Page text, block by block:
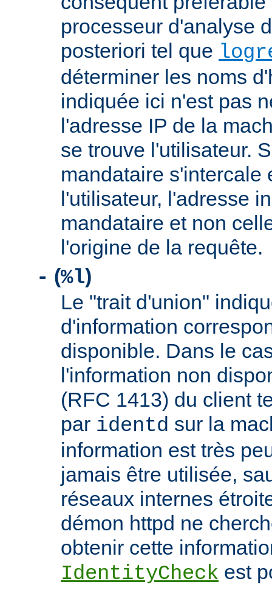
processeur d'analyse
posteriori tel que
déterminer les noms
indiquée ici n'est pas
l'adresse IP de la
se trouve l'utilisateur.
mandataire s'intercale
l'utilisateur, l'adresse
mandataire et non
l'origine de la requête.
- (%l)
Le "trait d'union"
d'information
disponible. Dans le
l'information non
(RFC 1413) du client
par identd sur la
information est très
jamais être utilisée,
réseaux internes
démon httpd ne
obtenir cette
IdentityCheck est